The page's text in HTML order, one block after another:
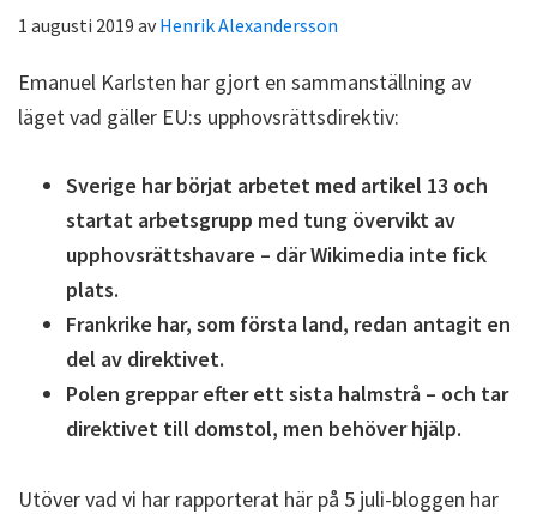
1 augusti 2019 avHenrik Alexandersson
Emanuel Karlsten har gjort en sammanställning av
läget vad gäller EU:s upphovsrättsdirektiv:
Sverige har börjat arbetet med artikel 13 och
startat arbetsgrupp med tung övervikt av
upphovsrättshavare – där Wikimedia inte fick
plats.
Frankrike har, som första land, redan antagit en
del av direktivet.
Polen greppar efter ett sista halmstrå – och tar
direktivet till domstol, men behöver hjälp.
Utöver vad vi har rapporterat här på 5 juli-bloggen har